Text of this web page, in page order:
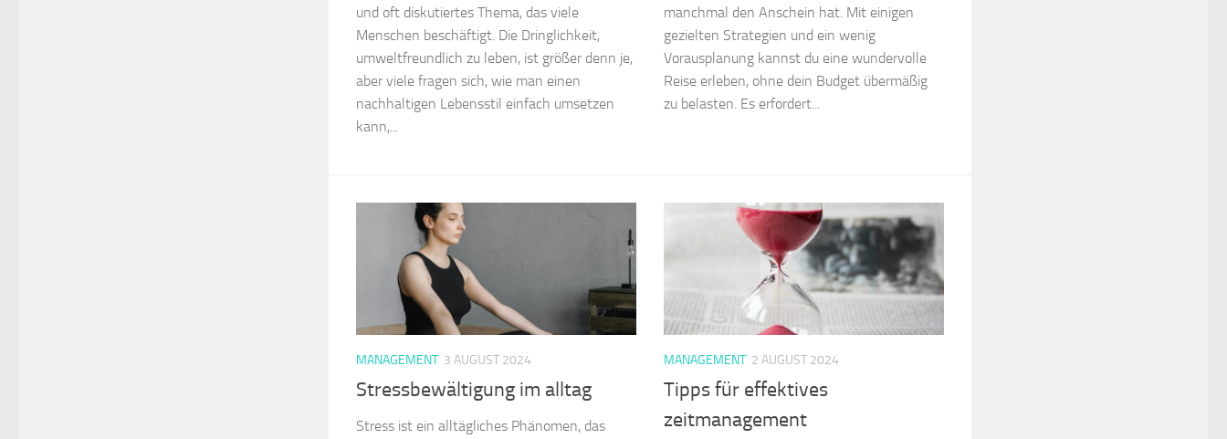
und oft diskutiertes Thema, das viele
Menschen beschäftigt. Die Dringlichkeit,
umweltfreundlich zu leben, ist größer denn je,
aber viele fragen sich, wie man einen
nachhaltigen Lebensstil einfach umsetzen
kann,...
manchmal den Anschein hat. Mit einigen
gezielten Strategien und ein wenig
Vorausplanung kannst du eine wundervolle
Reise erleben, ohne dein Budget übermäßig
zu belasten. Es erfordert...
MANAGEMENT 3 AUGUST 2024
Stressbewältigung im alltag
Stress ist ein alltägliches Phänomen, das
MANAGEMENT 2 AUGUST 2024
Tipps für effektives
zeitmanagement